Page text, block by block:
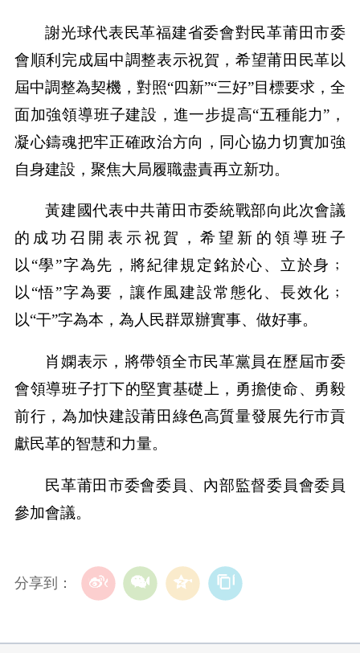
謝光球代表民革福建省委會對民革莆田市委
會順利完成屆中調整表示祝賀，希望莆田民革以
屆中調整為契機，對照“四新”“三好”目標要求，全
面加強領導班子建設，進一步提高“五種能力”，
凝心鑄魂把牢正確政治方向，同心協力切實加強
自身建設，聚焦大局履職盡責再立新功。
黃建國代表中共莆田市委統戰部向此次會議
的成功召開表示祝賀，希望新的領導班子
以“學”字為先，將紀律規定銘於心、立於身﹔
以“悟”字為要，讓作風建設常態化、長效化﹔
以“干”字為本，為人民群眾辦實事、做好事。
肖嫻表示，將帶領全市民革黨員在歷屆市委
會領導班子打下的堅實基礎上，勇擔使命、勇毅
前行，為加快建設莆田綠色高質量發展先行市貢
獻民革的智慧和力量。
民革莆田市委會委員、內部監督委員會委員
參加會議。
分享到：